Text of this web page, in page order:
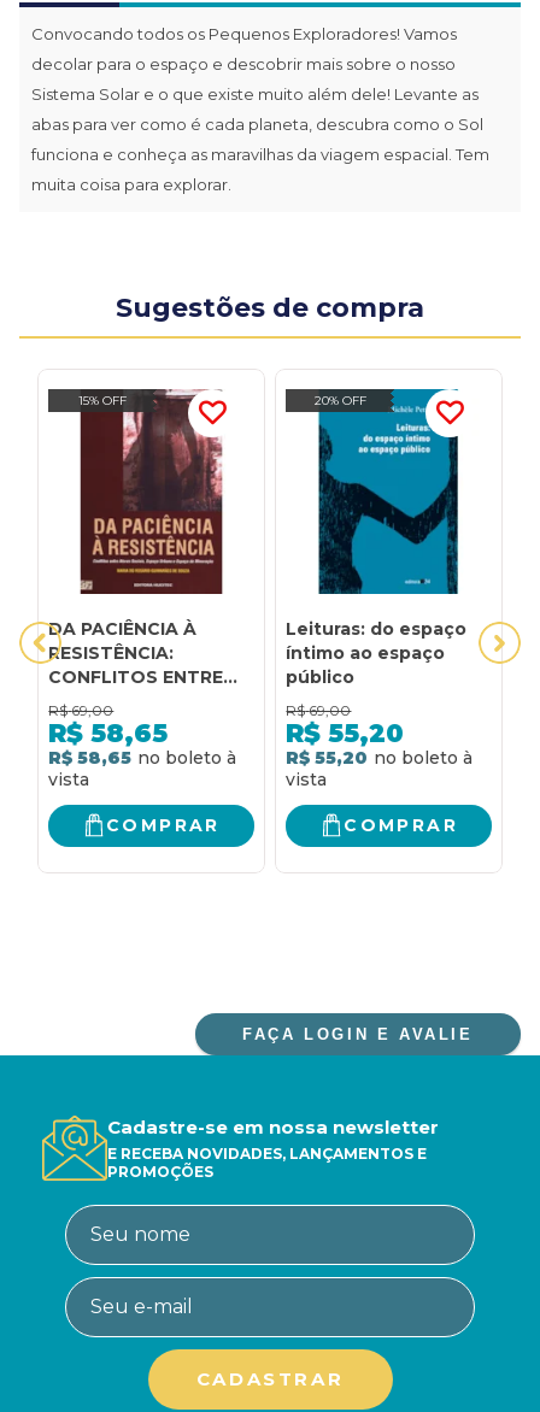
Convocando todos os Pequenos Exploradores! Vamos
decolar para o espaço e descobrir mais sobre o nosso
Sistema Solar e o que existe muito além dele! Levante as
abas para ver como é cada planeta, descubra como o Sol
funciona e conheça as maravilhas da viagem espacial. Tem
muita coisa para explorar.
Sugestões de compra
15% OFF
DA PACIÊNCIA À
RESISTÊNCIA:
CONFLITOS ENTRE
ATORES SOCIAIS,
ESPAÇO URBANO E
ESPAÇO DE
MINERAÇÃO
R$ 69,00
R$ 58,65
R$ 58,65
COMPRAR
20% OFF
Leituras: do espaço
íntimo ao espaço
público
R$ 69,00
R$ 55,20
R$ 55,20
COMPRAR
FAÇA LOGIN E AVALIE
Cadastre-se em nossa newsletter
E RECEBA NOVIDADES, LANÇAMENTOS E
PROMOÇÕES